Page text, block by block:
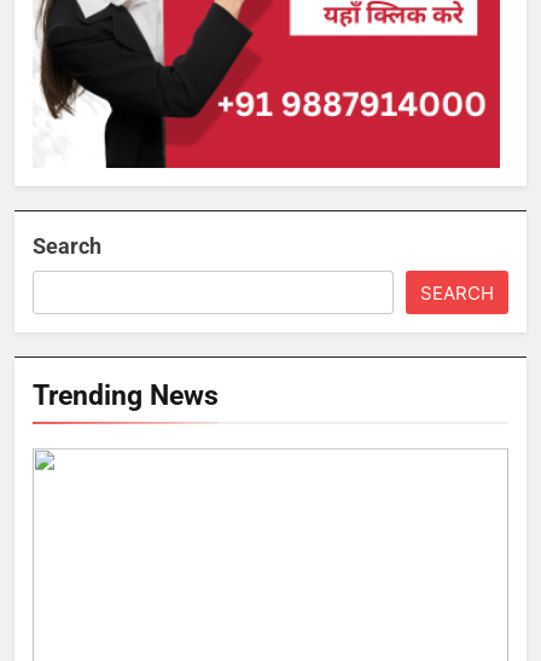
Search
SEARCH
Trending News